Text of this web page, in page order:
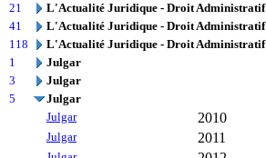
21
L'Actualité Juridique - Droit Administratif
41
L'Actualité Juridique - Droit Administratif
118
L'Actualité Juridique - Droit Administratif
1
Julgar
3
Julgar
5
Julgar
Julgar
2010
Julgar 2011